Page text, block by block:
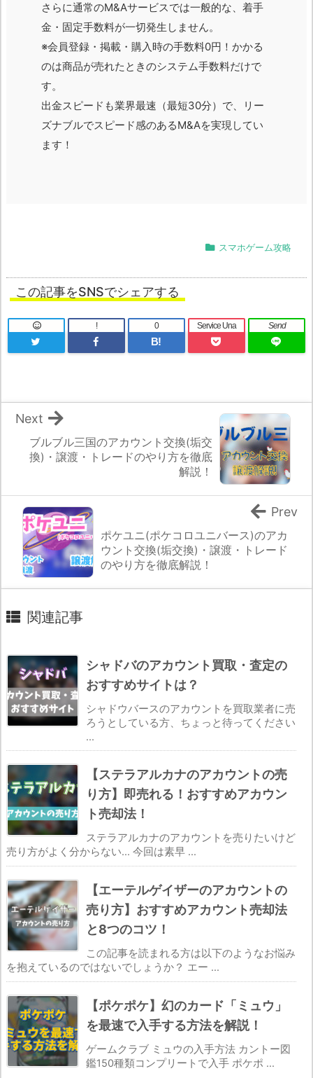
さらに通常のM&Aサービスでは一般的な、着手
金・固定手数料が一切発生しません。
※会員登録・掲載・購入時の手数料0円！かかる
のは商品が売れたときのシステム手数料だけで
す。
出金スピードも業界最速（最短30分）で、リー
ズナブルでスピード感のあるM&Aを実現してい
ます！
スマホゲーム攻略
この記事をSNSでシェアする
!
B!
0 Service Una Send
ブルブル三国のアカウント交換(垢交
換)・譲渡・トレードのやり方を徹底
解説！
Next
ポケユニ(ポケコロユニバース)のアカ
ウント交換(垢交換)・譲渡・トレード
のやり方を徹底解説！
Prev
関連記事
シャドバのアカウント買取・査定の
おすすめサイトは？
シャドウバースのアカウントを買取業者に売
ろうとしている方、ちょっと待ってください
...
【ステラアルカナのアカウントの売
り方】即売れる！おすすめアカウン
ト売却法！
ステラアルカナのアカウントを売りたいけど
売り方がよく分からない... 今回は素早 ...
【エーテルゲイザーのアカウントの
売り方】おすすめアカウント売却法
と8つのコツ！
この記事を読まれる方は以下のようなお悩み
を抱えているのではないでしょうか？ エー ...
【ポケポケ】幻のカード「ミュウ」
を最速で入手する方法を解説！
ゲームクラブ ミュウの入手方法 カントー図
鑑150種類コンプリートで入手 ポケポ ...